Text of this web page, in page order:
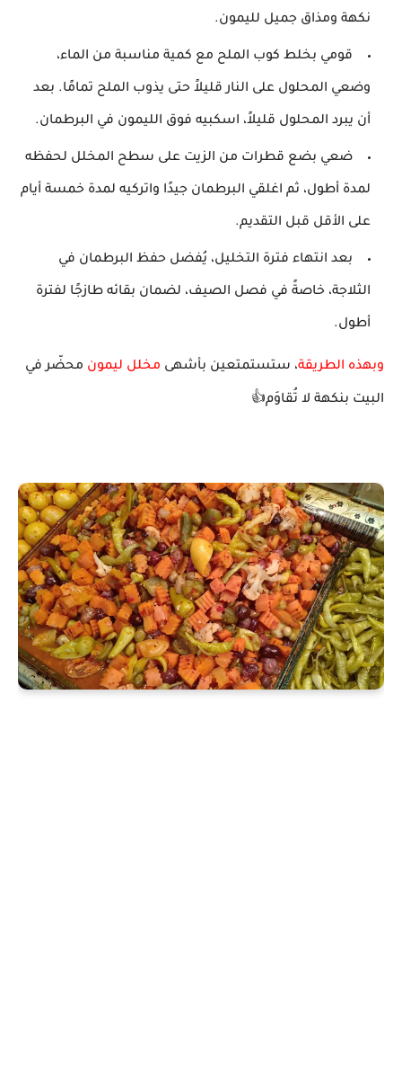
نكهة ومذاق جميل لليمون.
قومي بخلط كوب الملح مع كمية مناسبة من الماء،
وضعي المحلول على النار قليلاً حتى يذوب الملح تمامًا. بعد
أن يبرد المحلول قليلاً، اسكبيه فوق الليمون في البرطمان.
ضعي بضع قطرات من الزيت على سطح المخلل لحفظه
لمدة أطول، ثم اغلقي البرطمان جيدًا واتركيه لمدة خمسة أيام
على الأقل قبل التقديم.
بعد انتهاء فترة التخليل، يُفضل حفظ البرطمان في
الثلاجة، خاصةً في فصل الصيف، لضمان بقائه طازجًا لفترة
أطول.
وبهذه الطريقة، ستستمتعين بأشهى مخلل ليمون محضّر في
البيت بنكهة لا تُقاوَم👍